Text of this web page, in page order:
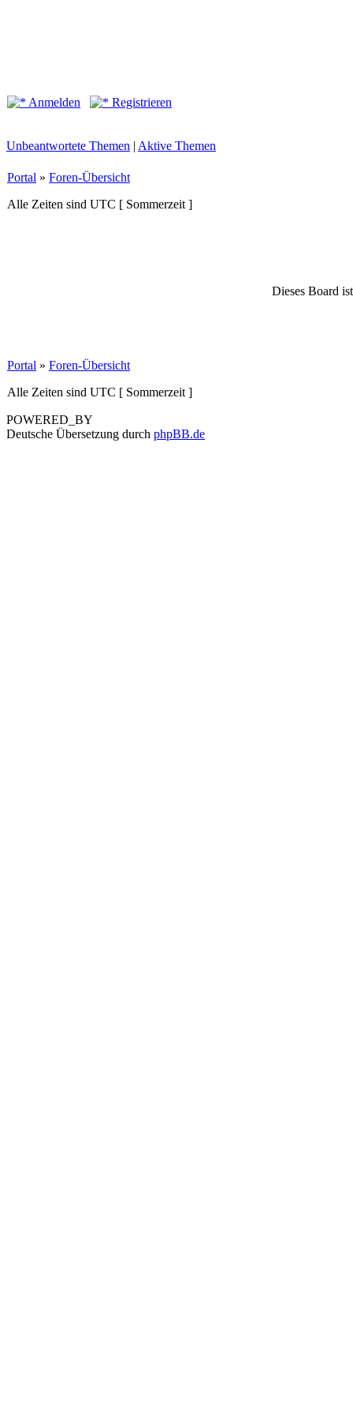
Anmelden Registrieren
Unbeantwortete Themen | Aktive Themen
Portal » Foren-Übersicht
Alle Zeiten sind UTC [ Sommerzeit ]
Dieses Board
Portal » Foren-Übersicht
Alle Zeiten sind UTC [ Sommerzeit ]
POWERED_BY
Deutsche Übersetzung durch phpBB.de